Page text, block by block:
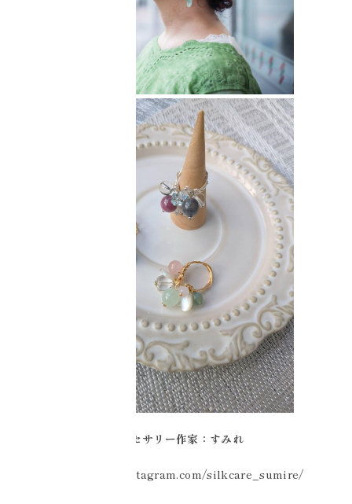
アクセサリー作家：すみれ
https://www.instagram.com/silkcare_sumire/